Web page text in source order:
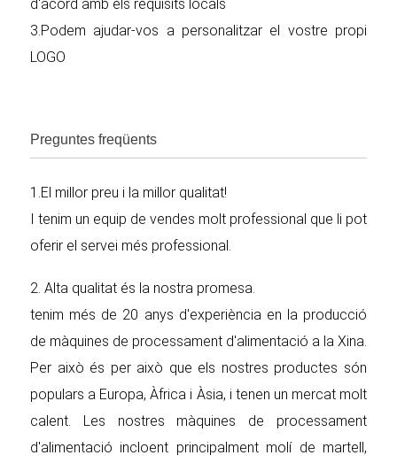
d'acord amb els requisits locals
3.Podem ajudar-vos a personalitzar el vostre propi
LOGO
Preguntes freqüents
1.El millor preu i la millor qualitat!
I tenim un equip de vendes molt professional que li pot
oferir el servei més professional.
2. Alta qualitat és la nostra promesa.
tenim més de 20 anys d'experiència en la producció
de màquines de processament d'alimentació a la Xina.
Per això és per això que els nostres productes són
populars a Europa, Àfrica i Àsia, i tenen un mercat molt
calent. Les nostres màquines de processament
d'alimentació incloent principalment molí de martell,